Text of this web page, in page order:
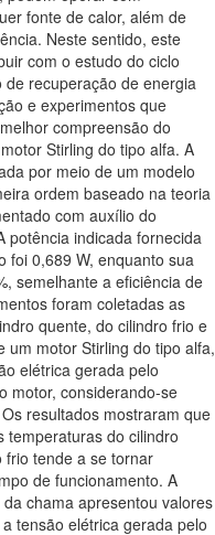
fonte de calor, além de
Neste sentido, este
com o estudo do ciclo
de recuperação de energia
e experimentos que
compreensão do
Stirling do tipo alfa. A
por meio de um modelo
ordem baseado na teoria
com auxílio do
potência indicada fornecida
foi 0,689 W, enquanto sua
semelhante a eficiência de
foram coletadas as
quente, do cilindro frio e
um motor Stirling do tipo alfa,
elétrica gerada pelo
motor, considerando-se
resultados mostraram que
temperaturas do cilindro
frio tende a se tornar
de funcionamento. A
chama apresentou valores
tensão elétrica gerada pelo